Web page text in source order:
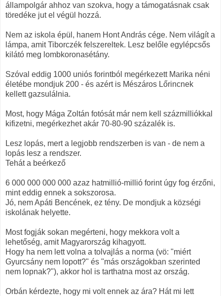
állampolgár ahhoz van szokva, hogy a támogatásnak csak
töredéke jut el végül hozzá.
Nem az iskola épül, hanem Hont András cége. Nem világít a
lámpa, amit Tiborczék felszereltek. Lesz belőle egylépcsős
kilátó meg lombkoronasétány.
Szóval eddig 1000 uniós forintból megérkezett Marika néni
életébe mondjuk 200 - és azért is Mészáros Lőrincnek
kellett gazsulálnia.
Most, hogy Mága Zoltán fotósát már nem kell százmilliókkal
kifizetni, megérkezhet akár 70-80-90 százalék is.
Lesz lopás, mert a legjobb rendszerben is van - de nem a
lopás lesz a rendszer.
Tehát a beérkező
6 000 000 000 000 azaz hatmillió-millió forint úgy fog érzőni,
mint eddig ennek a sokszorosa.
Jó, nem Apáti Bencének, ez tény. De mondjuk a községi
iskolának helyette.
Most fogják sokan megérteni, hogy mekkora volt a
lehetőség, amit Magyarország kihagyott.
Hogy ha nem lett volna a tolvajlás a norma (vö: "miért
Gyurcsány nem lopott?" és "más országokban szerinted
nem lopnak?"), akkor hol is tarthatna most az ország.
Orbán kérdezte, hogy mi volt ennek az ára? Hát mi lett